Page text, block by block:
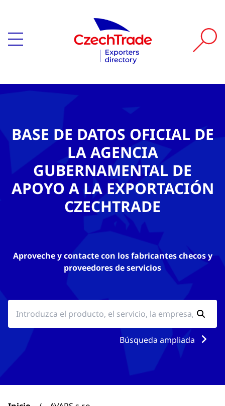
BASE DE DATOS OFICIAL DE
LA AGENCIA
GUBERNAMENTAL DE
APOYO A LA EXPORTACIÓN
CZECHTRADE
Aproveche y contacte con los fabricantes checos y
proveedores de servicios
Búsqueda ampliada